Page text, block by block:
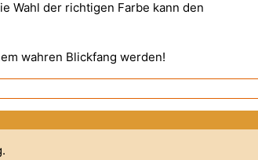
Wahl der richtigen Farbe kann den
wahren Blickfang werden!